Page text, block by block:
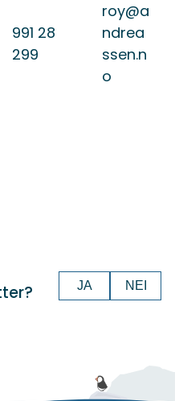
991 28
299
roy@a
ndrea
ssen.n
o
JA NEI